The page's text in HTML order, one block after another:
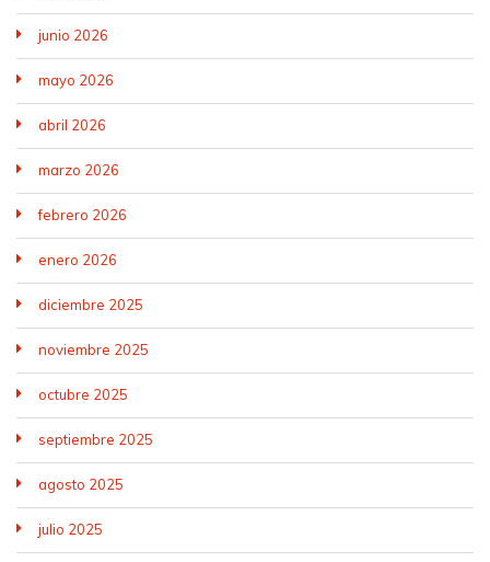
junio 2026
mayo 2026
abril 2026
marzo 2026
febrero 2026
enero 2026
diciembre 2025
noviembre 2025
octubre 2025
septiembre 2025
agosto 2025
julio 2025